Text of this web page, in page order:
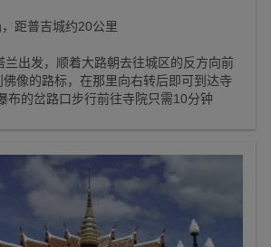
距普吉城约20公里
出发，顺着大路朝去往城区的反方向前
像的路标，在那里向右转后即可到达寺
布的岔路口步行前往寺院只需10分钟